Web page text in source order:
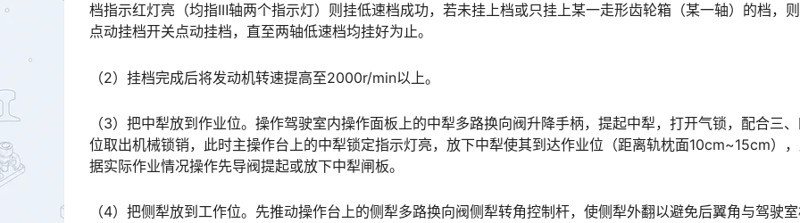
档指示红灯亮（均指ⅠⅡ轴两个指示灯）则挂低速档成功，若未挂上档或只挂上某一走形齿轮箱（某一轴）的档，
点动挂档开关点动挂档，直至两轴低速档均挂好为止。󠅅󠅃󠄵󠅂󠄪󠇖󠆨󠆨󠇕󠆞󠆒󠅬󠇘󠆭󠆘󠇙󠆝󠅵󠇗󠆭󠆁󠄐󠇗󠅹󠅸󠇖󠆍󠅳󠇖󠅹󠅰󠇖󠆌󠅹
（2）挂档完成后将发动机转速提高至2000r/min以上。
（3）把中犁放到作业位。操作驾驶室内操作面板上的中犁多路换向阀升降手柄，提起中犁，打开气锁，配合三
位取出机械锁销，此时主操作台上的中犁锁定指示灯亮，放下中犁使其到达作业位（距离轨枕面10cm~15cm）
据实际作业情况操作先导阀提起或放下中犁闸板。󠅅󠅃󠄵󠅂󠄪󠇖󠆨󠆨󠇕󠆞󠆒󠅬󠇘󠆭󠆘󠇙󠆝󠅵󠇗󠆭󠆁󠄐󠇗󠅹󠅸󠇖󠆍󠅳󠇖󠅹󠅰󠇖󠆌󠅹
（4）把侧犁放到工作位。先推动操作台上的侧犁多路换向阀侧犁转角控制杆，使侧犁外翻以避免后翼角与驾驶